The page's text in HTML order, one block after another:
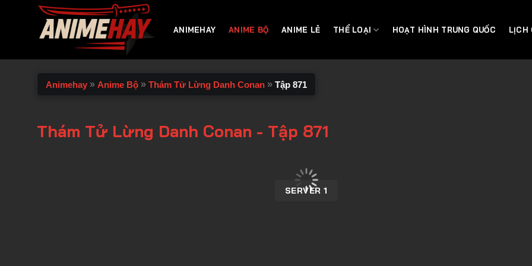
ANIMEHAY ANIME BỘ ANIME LẺ THỂ LOẠI HOẠT HÌNH TRUNG QUỐC LỊCH
Animehay » Anime Bộ » Thám Tử Lừng Danh Conan » Tập 871
Thám Tử Lừng Danh Conan - Tập 871
SERVER 1